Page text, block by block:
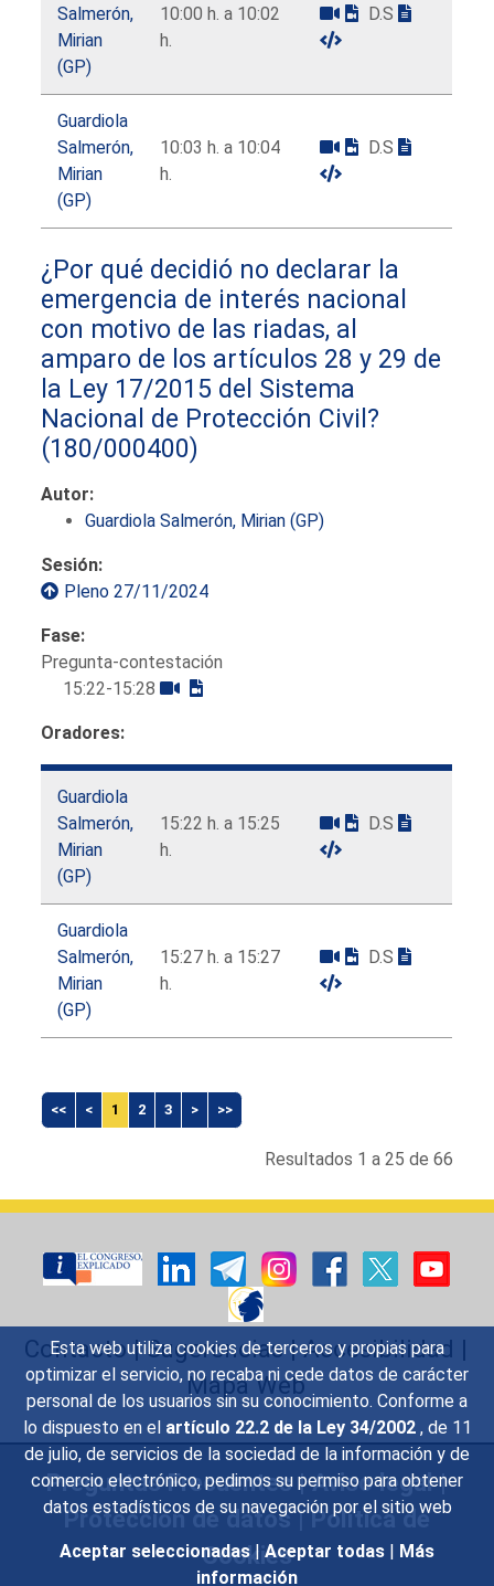
Esta web utiliza cookies de terceros y propias para
optimizar el servicio, no recaba ni cede datos de carácter
personal de los usuarios sin su conocimiento. Conforme a
lo dispuesto en el artículo 22.2 de la Ley 34/2002 , de 11
de julio, de servicios de la sociedad de la información y de
comercio electrónico, pedimos su permiso para obtener
datos estadísticos de su navegación por el sitio web
Aceptar seleccionadas | Aceptar todas | Más
información
Salmerón,
Mirian
(GP)
10:00 h. a 10:02
h.
D.S
Guardiola
Salmerón,
Mirian
(GP)
10:03 h. a 10:04
h.
D.S
¿Por qué decidió no declarar la
emergencia de interés nacional
con motivo de las riadas, al
amparo de los artículos 28 y 29 de
la Ley 17/2015 del Sistema
Nacional de Protección Civil?
(180/000400)
Autor:
Guardiola Salmerón, Mirian (GP)
Sesión:
Pleno 27/11/2024
Fase:
Pregunta-contestación
15:22-15:28
Oradores:
Guardiola
Salmerón,
Mirian
(GP)
15:22 h. a 15:25
h.
D.S
Guardiola
Salmerón,
Mirian
(GP)
15:27 h. a 15:27
h.
D.S
<< < 1 2 3 > >>
Resultados 1 a 25 de 66
Contacto|Sugerencias|Accesibilidad |
Mapa Web
Preguntas Frecuentes|Aviso legal|
Protección de datos|Política de
Cookies